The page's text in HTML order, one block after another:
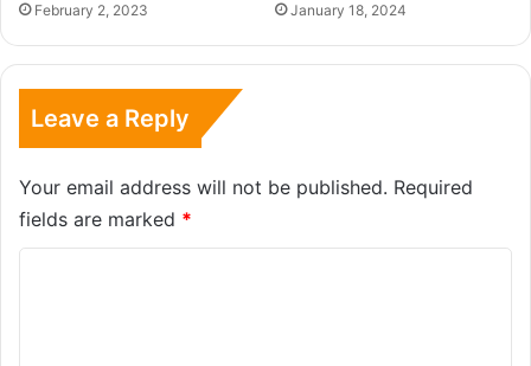
February 2, 2023 January 18, 2024
Leave a Reply
Your email address will not be published. Required
fields are marked *